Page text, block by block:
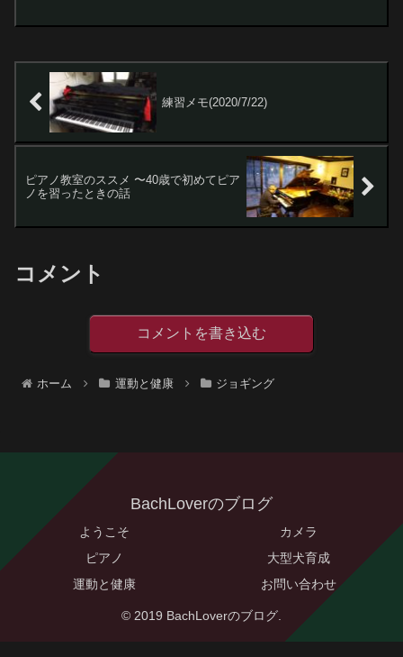
練習メモ(2020/7/22)
ピアノ教室のススメ 〜40歳で初めてピア
ノを習ったときの話
コメント
コメントを書き込む
ホーム 運動と健康 ジョギング
BachLoverのブログ
ようこそ
カメラ
ピアノ
大型犬育成
運動と健康
お問い合わせ
© 2019 BachLoverのブログ.